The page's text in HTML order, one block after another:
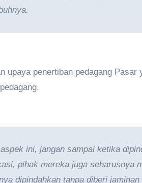
penertiban pedagang
ini, jangan sampai ketika
pihak mereka juga seharusnya
dipindahkan tanpa diberi